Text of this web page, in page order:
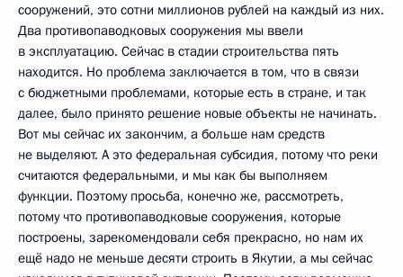
сооружений, это сотни миллионов рублей на каждый из них.
Два противопаводковых сооружения мы ввели
в эксплуатацию. Сейчас в стадии строительства пять
находится. Но проблема заключается в том, что в связи
с бюджетными проблемами, которые есть в стране, и так
далее, было принято решение новые объекты не начинать.
Вот мы сейчас их закончим, а больше нам средств
не выделяют. А это федеральная субсидия, потому что реки
считаются федеральными, и мы как бы выполняем
функции. Поэтому просьба, конечно же, рассмотреть,
потому что противопаводковые сооружения, которые
построены, зарекомендовали себя прекрасно, но нам их
ещё надо не меньше десяти строить в Якутии, а мы сейчас